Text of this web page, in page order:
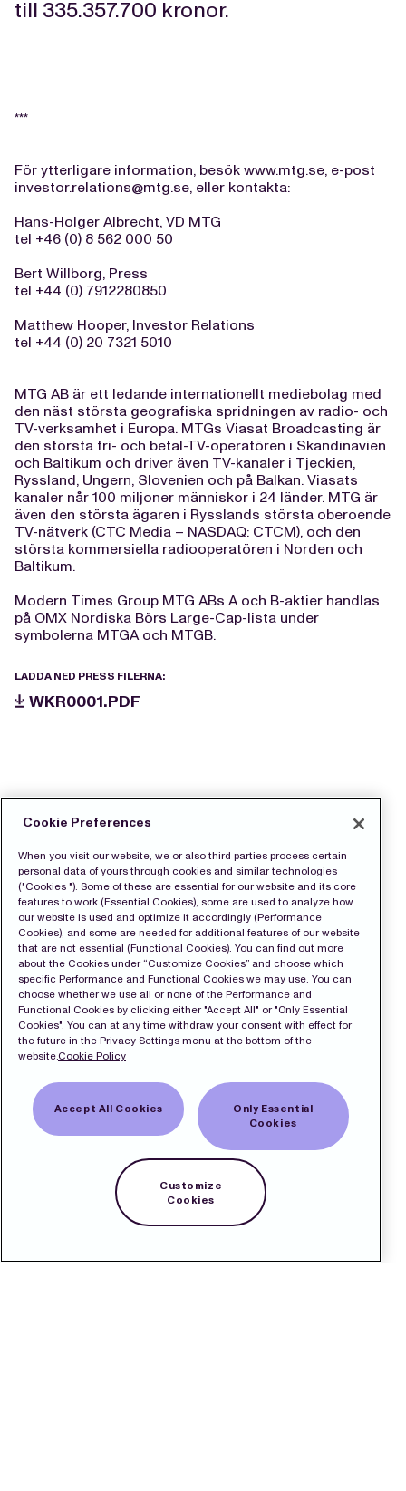
till 335.357.700 kronor.
***
För ytterligare information, besök www.mtg.se, e-post
investor.relations@mtg.se, eller kontakta:
Hans-Holger Albrecht, VD MTG
tel +46 (0) 8 562 000 50
Bert Willborg, Press
tel +44 (0) 7912280850
Matthew Hooper, Investor Relations
tel +44 (0) 20 7321 5010
MTG AB är ett ledande internationellt mediebolag med
den näst största geografiska spridningen av radio- och
TV-verksamhet i Europa. MTGs Viasat Broadcasting är
den största fri- och betal-TV-operatören i Skandinavien
och Baltikum och driver även TV-kanaler i Tjeckien,
Ryssland, Ungern, Slovenien och på Balkan. Viasats
kanaler når 100 miljoner människor i 24 länder. MTG är
även den största ägaren i Rysslands största oberoende
TV-nätverk (CTC Media – NASDAQ: CTCM), och den
största kommersiella radiooperatören i Norden och
Baltikum.
Modern Times Group MTG ABs A och B-aktier handlas
på OMX Nordiska Börs Large-Cap-lista under
symbolerna MTGA och MTGB.
LADDA NED PRESS FILERNA:
WKR0001.PDF
Cookie Preferences
When you visit our website, we or also third parties process certain
personal data of yours through cookies and similar technologies
("Cookies "). Some of these are essential for our website and its core
features to work (Essential Cookies), some are used to analyze how
our website is used and optimize it accordingly (Performance
Cookies), and some are needed for additional features of our website
that are not essential (Functional Cookies). You can find out more
about the Cookies under “Customize Cookies” and choose which
specific Performance and Functional Cookies we may use. You can
choose whether we use all or none of the Performance and
Functional Cookies by clicking either "Accept All" or "Only Essential
Cookies". You can at any time withdraw your consent with effect for
the future in the Privacy Settings menu at the bottom of the
website.Cookie Policy
Accept All Cookies
Only Essential
Cookies
Customize
Cookies